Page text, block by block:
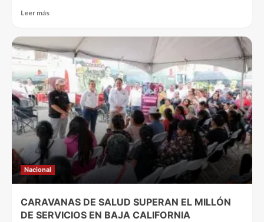
Leer más
Nacional
CARAVANAS DE SALUD SUPERAN EL MILLÓN
DE SERVICIOS EN BAJA CALIFORNIA